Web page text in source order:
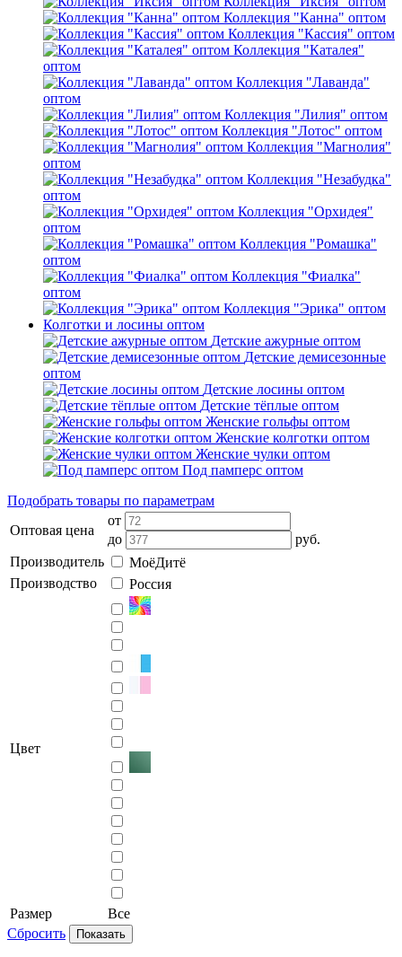
Коллекция "Канна" оптом
Коллекция "Кассия" оптом
Коллекция "Каталея"
оптом
Коллекция "Лаванда"
оптом
Коллекция "Лилия" оптом
Коллекция "Лотос" оптом
Коллекция "Магнолия"
оптом
Коллекция "Незабудка"
оптом
Коллекция "Орхидея"
оптом
Коллекция "Ромашка"
оптом
Коллекция "Фиалка"
оптом
Коллекция "Эрика" оптом
Колготки и лосины оптом
Детские ажурные оптом
Детские демисезонные
оптом
Детские лосины оптом
Детские тёплые оптом
Женские гольфы оптом
Женские колготки оптом
Женские чулки оптом
Под памперс оптом
Подобрать товары по параметрам
Оптовая цена
от
до
руб.
Производитель
МоёДитё
Производство
Россия
Цвет
Размер
Все
Сбросить
Показать